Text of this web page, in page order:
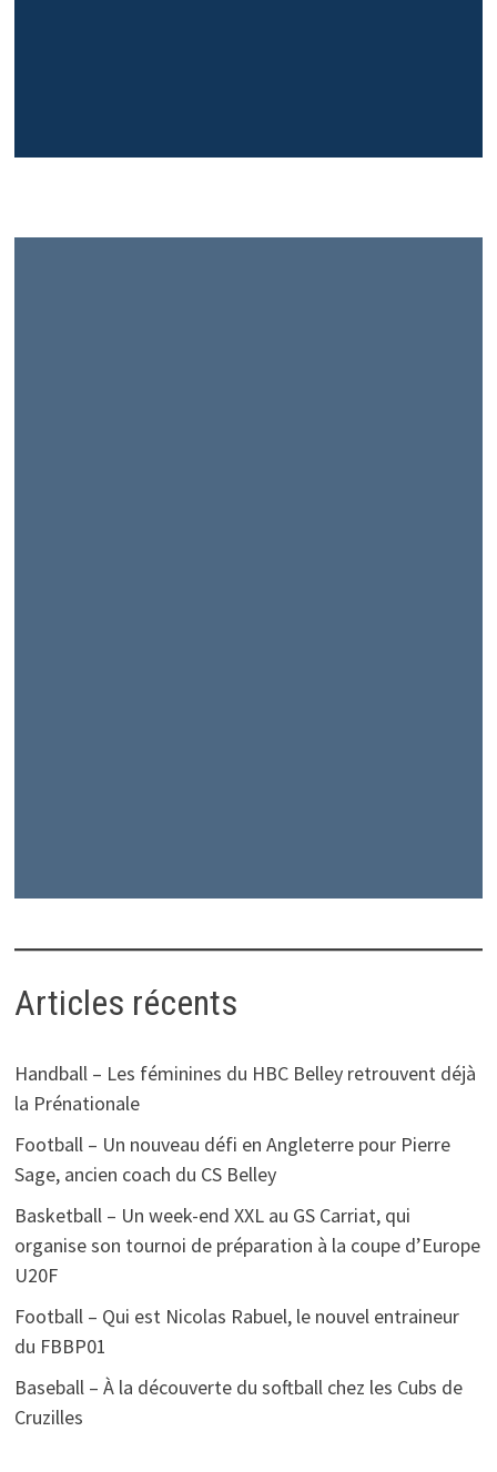
Articles récents
Handball – Les féminines du HBC Belley retrouvent déjà
la Prénationale
Football – Un nouveau défi en Angleterre pour Pierre
Sage, ancien coach du CS Belley
Basketball – Un week-end XXL au GS Carriat, qui
organise son tournoi de préparation à la coupe d’Europe
U20F
Football – Qui est Nicolas Rabuel, le nouvel entraineur
du FBBP01
Baseball – À la découverte du softball chez les Cubs de
Cruzilles